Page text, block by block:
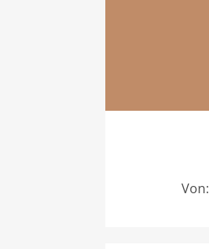
Von: